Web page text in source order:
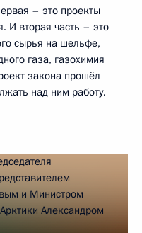
– это проекты
И вторая часть – это
сырья на шельфе,
газа, газохимия
закона прошёл
над ним работу.